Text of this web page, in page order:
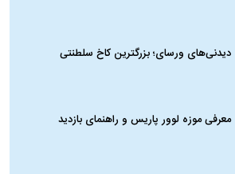
دیدنی‌های ورسای؛ بزرگترین کاخ سلطنتی
معرفی موزه لوور پاریس و راهنمای بازدید